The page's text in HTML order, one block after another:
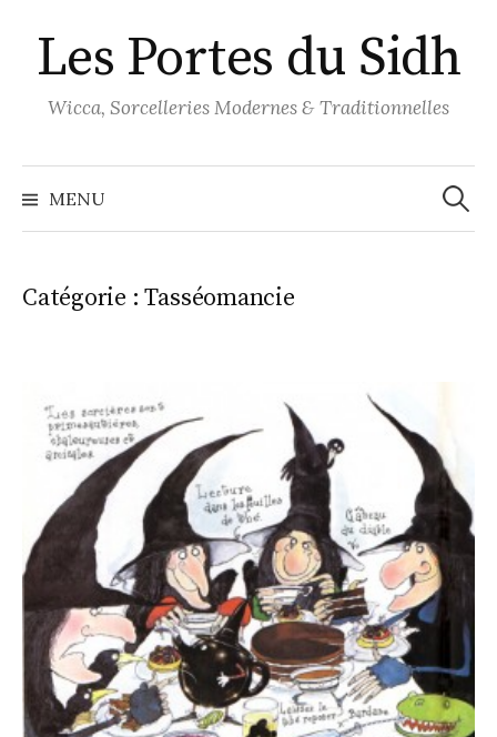
au
contenu
Les Portes du Sidh
Wicca, Sorcelleries Modernes & Traditionnelles
MENU
Catégorie :Tasséomancie